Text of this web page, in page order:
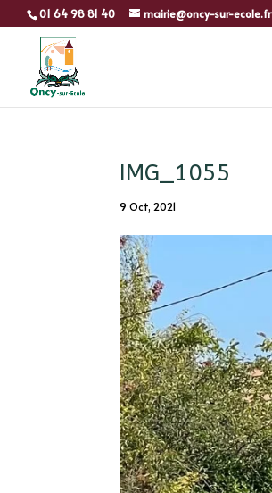
01 64 98 81 40 mairie@oncy-sur-ecole.fr
IMG_1055
9 Oct, 2021